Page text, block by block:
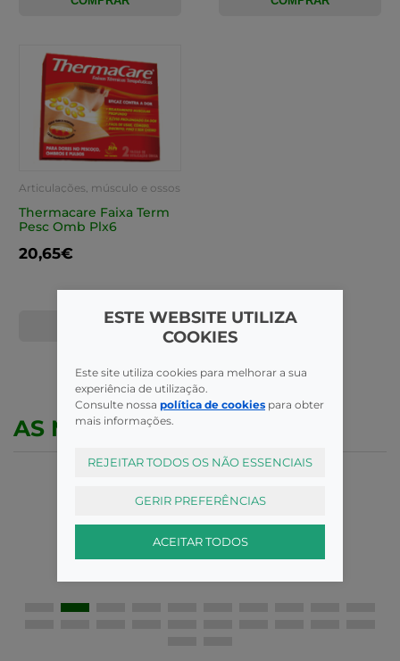
Articulações, músculo e ossos
Thermacare Faixa Term
Pesc Omb Plx6
20,65€
COMPRAR
AS MELHORES MARCAS
ESTE WEBSITE UTILIZA
COOKIES
Este site utiliza cookies para melhorar a sua
experiência de utilização.
Consulte nossa política de cookies para obter
mais informações.
REJEITAR TODOS OS NÃO ESSENCIAIS
GERIR PREFERÊNCIAS
ACEITAR TODOS